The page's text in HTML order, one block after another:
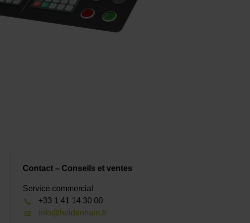
Contact – Conseils et ventes
Service commercial
+33 1 41 14 30 00
info@heidenhain.fr